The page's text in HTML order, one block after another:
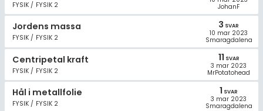
FYSIK / FYSIK 2
JohanF
Jordens massa
FYSIK / FYSIK 2
3 SVAR
10 mar 2023
Smaragdalena
Centripetal kraft
FYSIK / FYSIK 2
11 SVAR
3 mar 2023
MrPotatohead
Hål i metallfolie
FYSIK / FYSIK 2
1 SVAR
3 mar 2023
Smaragdalena